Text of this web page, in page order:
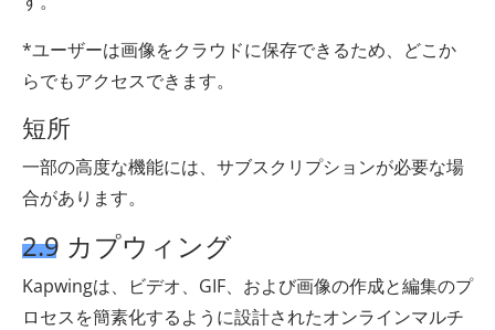
*ユーザーは画像をクラウドに保存できるため、どこか
らでもアクセスできます。
短所
一部の高度な機能には、サブスクリプションが必要な場
合があります。
2.9 カプウィング
Kapwingは、ビデオ、GIF、および画像の作成と編集のプ
ロセスを簡素化するように設計されたオンラインマルチ